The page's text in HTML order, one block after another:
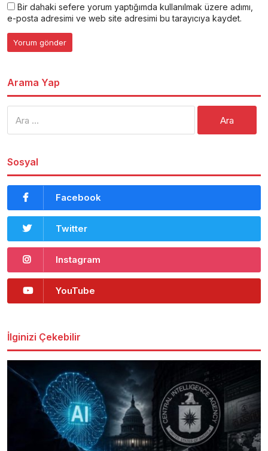
Bir dahaki sefere yorum yaptığımda kullanılmak üzere adımı,
e-posta adresimi ve web site adresimi bu tarayıcıya kaydet.
Arama Yap
Sosyal
Facebook
Twitter
Instagram
YouTube
İlginizi Çekebilir